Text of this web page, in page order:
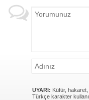
UYARI: Küfür, hakaret,
Türkçe karakter